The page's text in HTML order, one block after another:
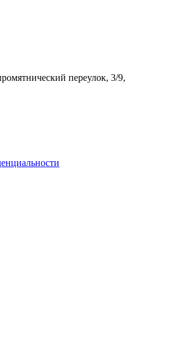
переулок, 3/9,